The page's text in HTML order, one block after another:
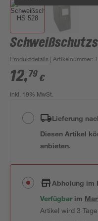
Produktdetails | Artikelnummer:
12,79 €
inkl. 19% MwSt.
Lieferung
Diesen Artikel
anbieten.
Abholung im
Verfügbar im
Artikel wird 3